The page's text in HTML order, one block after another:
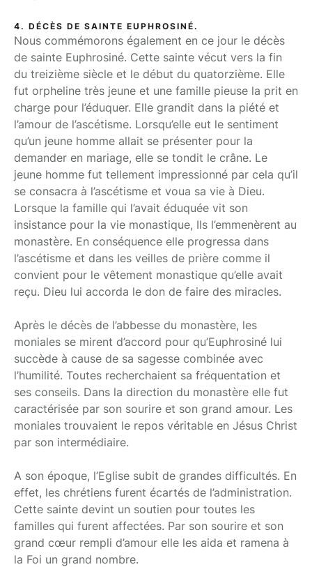
4. DÉCÈS DE SAINTE EUPHROSINÉ.
Nous commémorons également en ce jour le décès
de sainte Euphrosiné. Cette sainte vécut vers la fin
du treizième siècle et le début du quatorzième. Elle
fut orpheline très jeune et une famille pieuse la prit en
charge pour l’éduquer. Elle grandit dans la piété et
l’amour de l’ascétisme. Lorsqu’elle eut le sentiment
qu’un jeune homme allait se présenter pour la
demander en mariage, elle se tondit le crâne. Le
jeune homme fut tellement impressionné par cela qu’il
se consacra à l’ascétisme et voua sa vie à Dieu.
Lorsque la famille qui l’avait éduquée vit son
insistance pour la vie monastique, Ils l’emmenèrent au
monastère. En conséquence elle progressa dans
l’ascétisme et dans les veilles de prière comme il
convient pour le vêtement monastique qu’elle avait
reçu. Dieu lui accorda le don de faire des miracles.
Après le décès de l’abbesse du monastère, les
moniales se mirent d’accord pour qu’Euphrosiné lui
succède à cause de sa sagesse combinée avec
l’humilité. Toutes recherchaient sa fréquentation et
ses conseils. Dans la direction du monastère elle fut
caractérisée par son sourire et son grand amour. Les
moniales trouvaient le repos véritable en Jésus Christ
par son intermédiaire.
A son époque, l’Eglise subit de grandes difficultés. En
effet, les chrétiens furent écartés de l’administration.
Cette sainte devint un soutien pour toutes les
familles qui furent affectées. Par son sourire et son
grand cœur rempli d’amour elle les aida et ramena à
la Foi un grand nombre.